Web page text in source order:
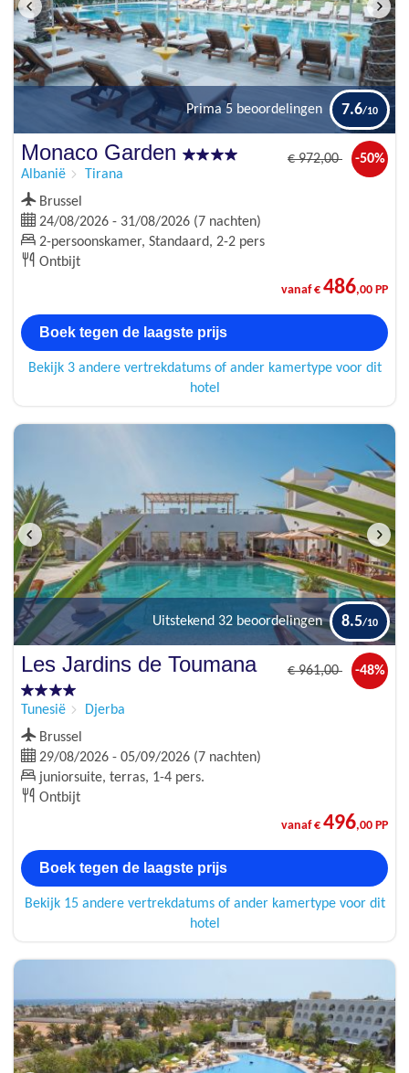
Prima 5 beoordelingen 7.6
Monaco Garden
Albanië Tirana
€972,00 -50%
Brussel
24/08/2026 - 31/08/2026 (7 nachten)
2-persoonskamer, Standaard, 2-2 pers
Ontbijt
vanaf € 486,00 PP
Boek tegen de laagste prijs
Bekijk 3 andere vertrekdatums of ander kamertype voor dit
hotel
Uitstekend 32 beoordelingen 8.5
Les Jardins de Toumana
Tunesië Djerba
€961,00 -48%
Brussel
29/08/2026 - 05/09/2026 (7 nachten)
juniorsuite, terras, 1-4 pers.
Ontbijt
vanaf € 496,00 PP
Boek tegen de laagste prijs
Bekijk 15 andere vertrekdatums of ander kamertype voor dit
hotel